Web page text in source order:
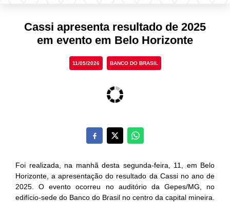
Cassi apresenta resultado de 2025
em evento em Belo Horizonte
11/05/2026 BANCO DO BRASIL
Foi realizada, na manhã desta segunda-feira, 11, em Belo
Horizonte, a apresentação do resultado da Cassi no ano de
2025. O evento ocorreu no auditório da Gepes/MG, no
edifício-sede do Banco do Brasil no centro da capital mineira.